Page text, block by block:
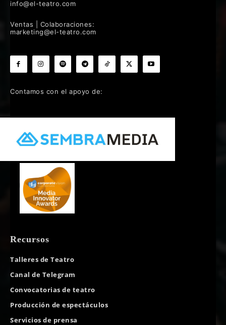
info@el-teatro.com
Ventas | Colaboraciones:
marketing@el-teatro.com
Contamos con el apoyo de:
Recursos
Talleres de Teatro
Canal de Telegram
Convocatorias de teatro
Producción de espectáculos
Servicios de prensa